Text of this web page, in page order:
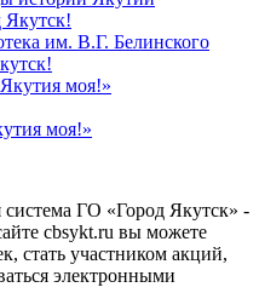
им. В.Г. Белинского
моя!»
система ГО «Город Якутск» -
cbsykt.ru вы можете
стать участником акций,
электронными